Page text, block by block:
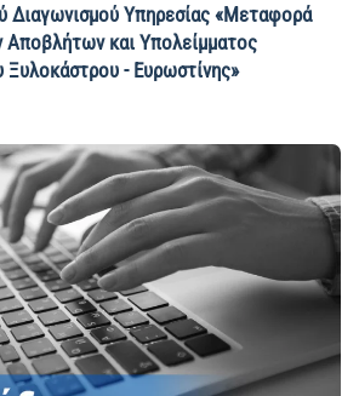
Διαγωνισμού Yπηρεσίας «Μεταφορά
και Υπολείμματος
- Ευρωστίνης»